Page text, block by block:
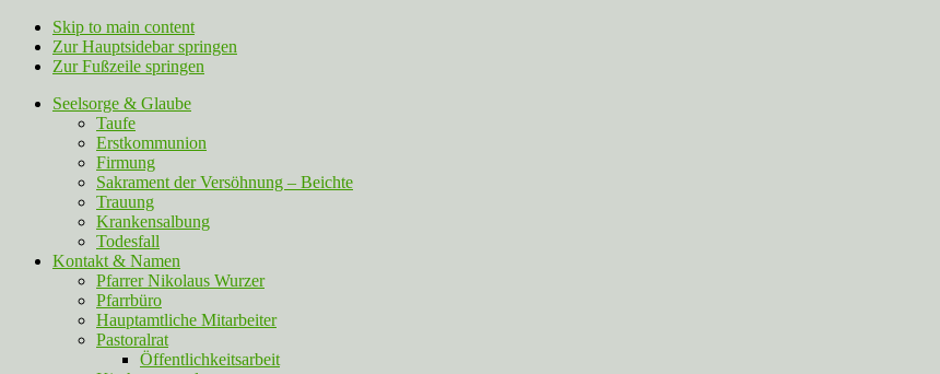
Skip to main content
Zur Hauptsidebar springen
Zur Fußzeile springen
Seelsorge & Glaube
Taufe
Erstkommunion
Firmung
Sakrament der Versöhnung – Beichte
Trauung
Krankensalbung
Todesfall
Kontakt & Namen
Pfarrer Nikolaus Wurzer
Pfarrbüro
Hauptamtliche Mitarbeiter
Pastoralrat
Öffentlichkeitsarbeit